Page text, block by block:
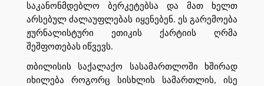
საკანონმდებლო ბერკეტებსა და მათ ხელთ
არსებულ ძალაუფლებას იყენებენ. ეს გარემოება
ჟურნალისტური ეთიკის ქარტიის ღრმა
შეშფოთებას იწვევს.
თბილისის საქალაქო სასამართლოში ხშირად
იხილება როგორც სისხლის სამართლის, ისე